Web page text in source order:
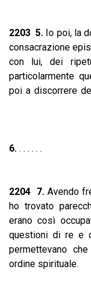
2203 5. Io poi, la
consacrazione
con lui, dei
particolarmente
poi a discorrere
6. . . . . . .
2204 7.Avendo
ho trovato
erano così
questioni di re e
permettevano
ordine spirituale.